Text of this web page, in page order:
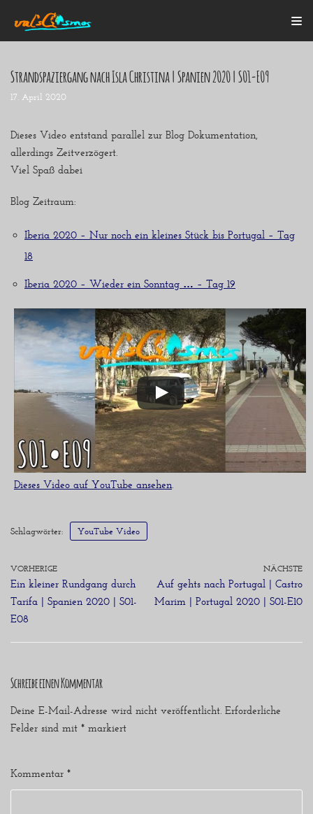
Zum
Inhalt
Startseite
Blogroll
Über mich
Kontakt
Strandspaziergang nach Isla Christina | Spanien 2020 | S01-E09
17. April 2020
Dieses Video entstand parallel zur Blog Dokumentation,
allerdings Zeitverzögert.
Viel Spaß dabei
Blog Zeitraum:
Iberia 2020 – Nur noch ein kleines Stück bis Portugal – Tag
18
Iberia 2020 – Wieder ein Sonntag … – Tag 19
Dieses Video auf YouTube ansehen.
Schlagwörter: YouTube Video
VORHERIGE
Ein kleiner Rundgang durch
Tarifa | Spanien 2020 | S01-
E08
NÄCHSTE
Auf gehts nach Portugal | Castro
Marim | Portugal 2020 | S01-E10
Schreibe einen Kommentar
Deine E-Mail-Adresse wird nicht veröffentlicht. Erforderliche
Felder sind mit * markiert
Kommentar *